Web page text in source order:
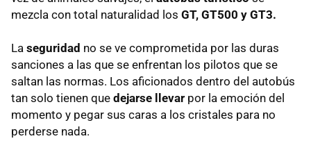
mezcla con total naturalidad los GT, GT500 y GT3.
La seguridad no se ve comprometida por las duras
sanciones a las que se enfrentan los pilotos que se
saltan las normas. Los aficionados dentro del autobús
tan solo tienen que dejarse llevar por la emoción del
momento y pegar sus caras a los cristales para no
perderse nada.